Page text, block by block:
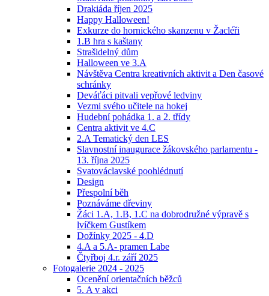
Drakiáda říjen 2025
Happy Halloween!
Exkurze do hornického skanzenu v Žacléři
1.B hra s kaštany
Strašidelný dům
Halloween ve 3.A
Návštěva Centra kreativních aktivit a Den časové
schránky
Deváťáci pitvali vepřové ledviny
Vezmi svého učitele na hokej
Hudební pohádka 1. a 2. třídy
Centra aktivit ve 4.C
2.A Tematický den LES
Slavnostní inaugurace žákovského parlamentu -
13. října 2025
Svatováclavské poohlédnutí
Design
Přespolní běh
Poznáváme dřeviny
Žáci 1.A, 1.B, 1.C na dobrodružné výpravě s
lvíčkem Gustíkem
Dožínky 2025 - 4.D
4.A a 5.A- pramen Labe
Čtyřboj 4.r. září 2025
Fotogalerie 2024 - 2025
Ocenění orientačních běžců
5. A v akci